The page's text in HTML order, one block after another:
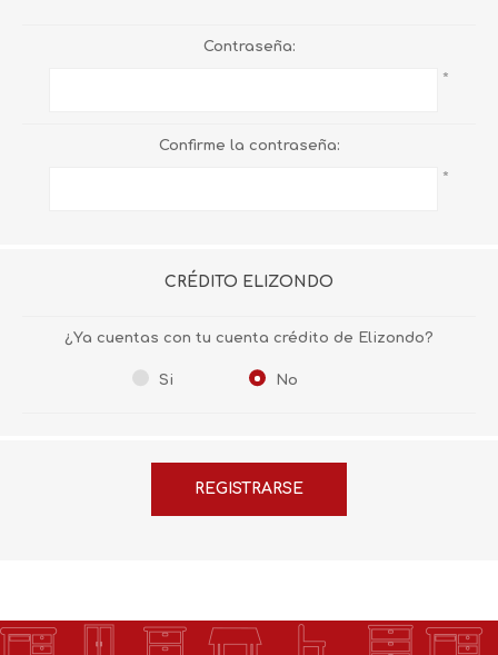
Contraseña:
*
Confirme la contraseña:
*
CRÉDITO ELIZONDO
¿Ya cuentas con tu cuenta crédito de Elizondo?
Si No